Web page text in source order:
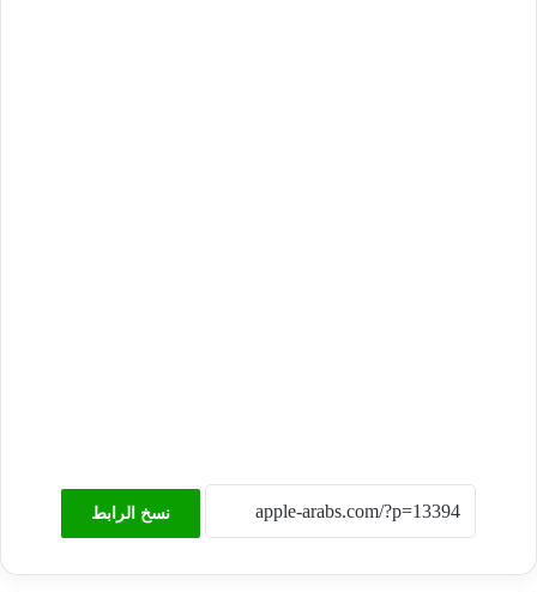
نسخ الرابط